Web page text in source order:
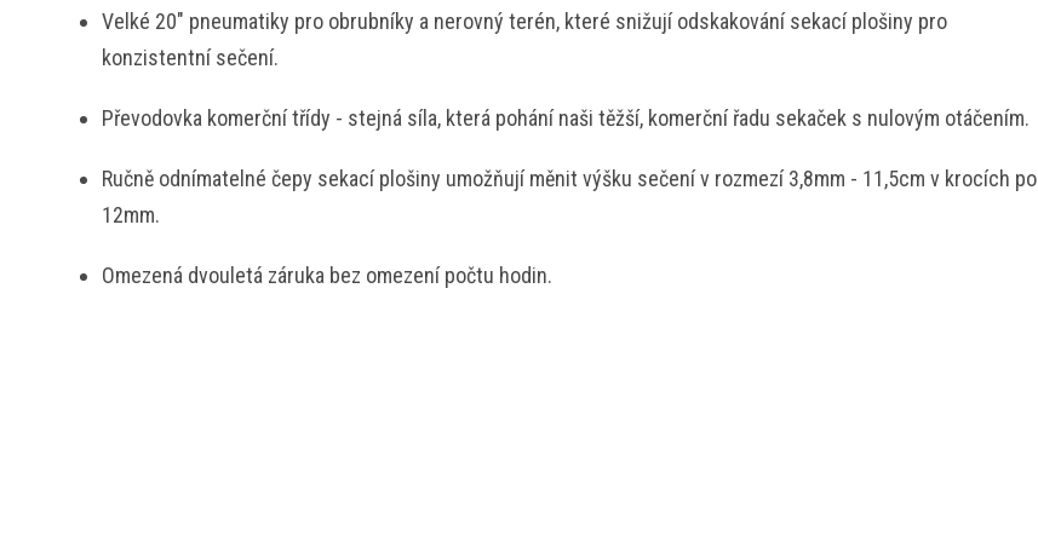
Velké 20" pneumatiky pro obrubníky a nerovný terén, které snižují odskakování sekací plošiny pro
konzistentní sečení.
Převodovka komerční třídy - stejná síla, která pohání naši těžší, komerční řadu sekaček s nulovým otáčením.
Ručně odnímatelné čepy sekací plošiny umožňují měnit výšku sečení v rozmezí 3,8mm - 11,5cm v krocích po
12mm.
Omezená dvouletá záruka bez omezení počtu hodin.